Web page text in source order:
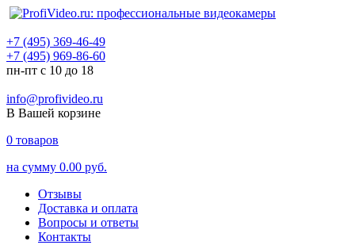
+7 (495) 369-46-49
+7 (495) 969-86-60
пн-пт с 10 до 18
info@profivideo.ru
В Вашей корзине
0 товаров
на сумму 0.00 руб.
Отзывы
Доставка и оплата
Вопросы и ответы
Контакты